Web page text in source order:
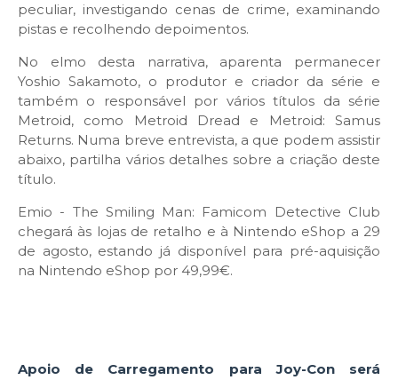
peculiar, investigando cenas de crime, examinando
pistas e recolhendo depoimentos.
No elmo desta narrativa, aparenta permanecer
Yoshio Sakamoto, o produtor e criador da série e
também o responsável por vários títulos da série
Metroid, como Metroid Dread e Metroid: Samus
Returns. Numa breve entrevista, a que podem assistir
abaixo, partilha vários detalhes sobre a criação deste
título.
Emio - The Smiling Man: Famicom Detective Club
chegará às lojas de retalho e à Nintendo eShop a 29
de agosto, estando já disponível para pré-aquisição
na Nintendo eShop por 49,99€.
Apoio de Carregamento para Joy-Con será